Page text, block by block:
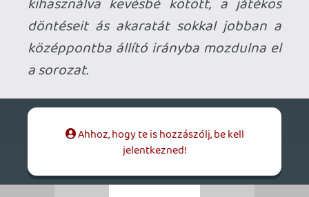
Hagyd, semmi értelme, csak nyomja a
betanult szöveget, ahogy azt
megszokhattuk a cod haterektől. Az, hogy
3 cod évek óta folyamatosan ott van az
xbox live top10-ben és az első helyet is
rendszeresen a legfrissebb cod uralja, nem
A szokásos "mindenki hülye, csak én
vortel 2012.11.28 18:25:30
vortel 2012.11.28 18:25:30 #011bn